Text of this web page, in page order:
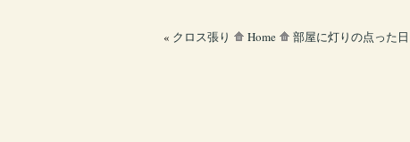
« クロス張り Home 部屋に灯りの点った日